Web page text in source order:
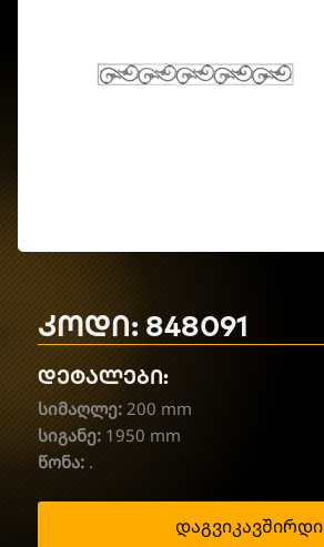
კოდი: 848091
დეტალები:
სიმაღლე: 200 mm
სიგანე: 1950 mm
წონა: .
დაგვიკავშირდი